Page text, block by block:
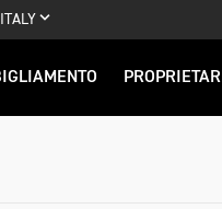
ITALY
PROPRIETARI